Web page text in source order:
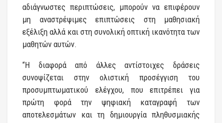
αδιάγνωστες περιπτώσεις, μπορούν να επιφέρουν
μη αναστρέψιμες επιπτώσεις στη μαθησιακή
εξέλιξη αλλά και στη συνολική οπτική ικανότητα των
μαθητών αυτών.
“Η διαφορά από άλλες αντίστοιχες δράσεις
συνοψίζεται στην ολιστική προσέγγιση του
προσυμπτωματικού ελέγχου, που επιτρέπει για
πρώτη φορά την ψηφιακή καταγραφή των
αποτελεσμάτων και τη δημιουργία πληθυσμιακής